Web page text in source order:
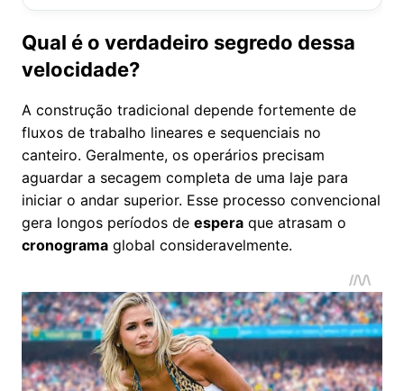
Qual é o verdadeiro segredo dessa
velocidade?
A construção tradicional depende fortemente de
fluxos de trabalho lineares e sequenciais no
canteiro. Geralmente, os operários precisam
aguardar a secagem completa de uma laje para
iniciar o andar superior. Esse processo convencional
gera longos períodos de espera que atrasam o
cronograma global consideravelmente.